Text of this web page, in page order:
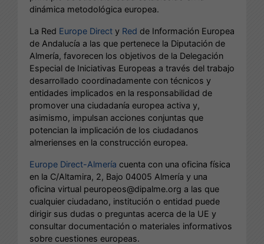
dinámica metodológica europea.
La Red Europe Direct y Red de Información Europea
de Andalucía a las que pertenece la Diputación de
Almería, favorecen los objetivos de la Delegación
Especial de Iniciativas Europeas a través del trabajo
desarrollado coordinadamente con técnicos y
entidades implicados en la responsabilidad de
promover una ciudadanía europea activa y,
asimismo, impulsan acciones conjuntas que
potencian la implicación de los ciudadanos
almerienses en la construcción europea.
Europe Direct-Almería cuenta con una oficina física
en la C/Altamira, 2, Bajo 04005 Almería y una
oficina virtual peuropeos@dipalme.org a las que
cualquier ciudadano, institución o entidad puede
dirigir sus dudas o preguntas acerca de la UE y
consultar documentación o materiales informativos
sobre cuestiones europeas.